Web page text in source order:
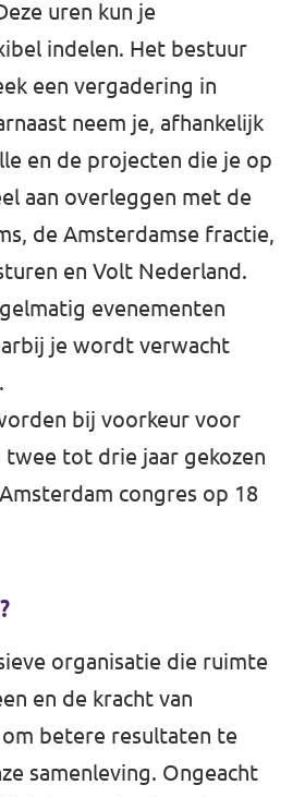
uren kun je
indelen. Het bestuur
een vergadering in
neem je, afhankelijk
en de projecten die je op
aan overleggen met de
de Amsterdamse fractie,
en Volt Nederland.
evenementen
je wordt verwacht
bij voorkeur voor
twee tot drie jaar gekozen
congres op 18
organisatie die ruimte
en de kracht van
betere resultaten te
samenleving. Ongeacht